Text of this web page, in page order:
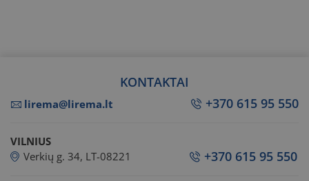
KONTAKTAI
lirema@lirema.lt +370 615 95 550
VILNIUS
Verkių g. 34, LT-08221
+370 615 95 550